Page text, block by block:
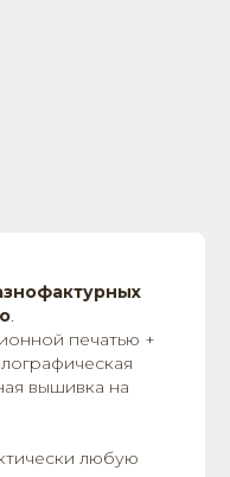
.
печатью +
вышивка на
любую